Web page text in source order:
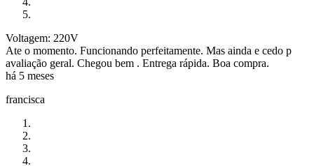
Voltagem: 220V
Ate o momento. Funcionando perfeitamente. Mas ainda e cedo p
avaliação geral. Chegou bem . Entrega rápida. Boa compra.
há 5 meses
francisca